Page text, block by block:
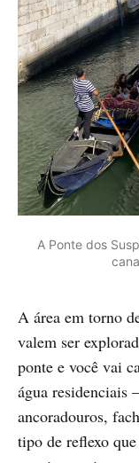
A Ponte dos
A área em torno
valem ser
ponte e você vai
água residenciais
ancoradouros,
tipo de reflexo